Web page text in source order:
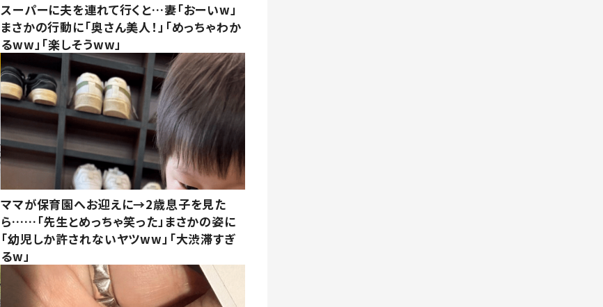
スーパーに夫を連れて行くと…妻「おーいw」
まさかの行動に「奥さん美人！」「めっちゃわか
るww」「楽しそうww」
ママが保育園へお迎えに→2歳息子を見た
ら……「先生とめっちゃ笑った」まさかの姿に
「幼児しか許されないヤツww」「大渋滞すぎ
るw」